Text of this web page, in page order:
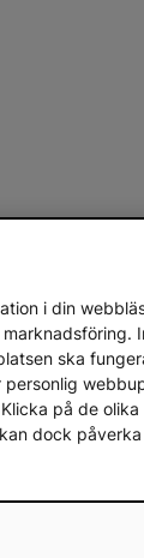
i din
ska
på de
dock